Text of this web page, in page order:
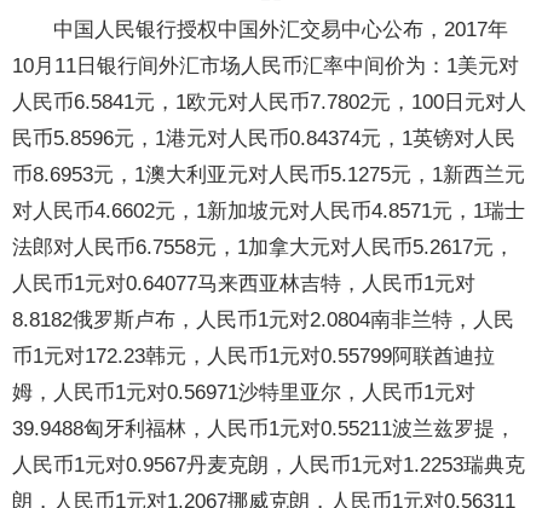
中国人民银行授权中国外汇交易中心公布，2017年
10月11日银行间外汇市场人民币汇率中间价为：1美元对
人民币6.5841元，1欧元对人民币7.7802元，100日元对人
民币5.8596元，1港元对人民币0.84374元，1英镑对人民
币8.6953元，1澳大利亚元对人民币5.1275元，1新西兰元
对人民币4.6602元，1新加坡元对人民币4.8571元，1瑞士
法郎对人民币6.7558元，1加拿大元对人民币5.2617元，
人民币1元对0.64077马来西亚林吉特，人民币1元对
8.8182俄罗斯卢布，人民币1元对2.0804南非兰特，人民
币1元对172.23韩元，人民币1元对0.55799阿联酋迪拉
姆，人民币1元对0.56971沙特里亚尔，人民币1元对
39.9488匈牙利福林，人民币1元对0.55211波兰兹罗提，
人民币1元对0.9567丹麦克朗，人民币1元对1.2253瑞典克
朗，人民币1元对1.2067挪威克朗，人民币1元对0.56311